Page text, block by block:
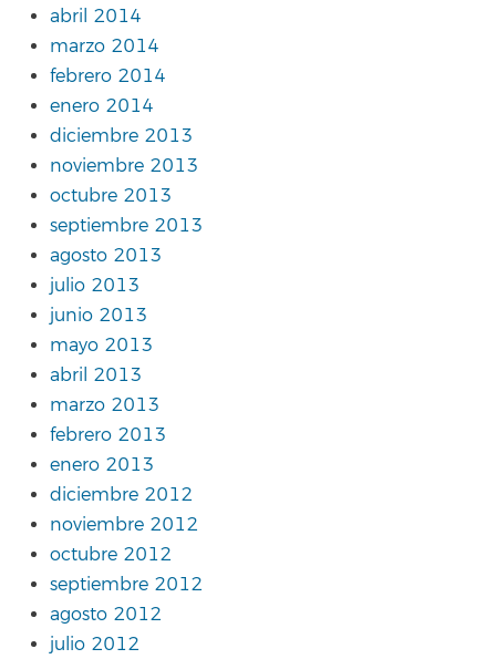
abril 2014
marzo 2014
febrero 2014
enero 2014
diciembre 2013
noviembre 2013
octubre 2013
septiembre 2013
agosto 2013
julio 2013
junio 2013
mayo 2013
abril 2013
marzo 2013
febrero 2013
enero 2013
diciembre 2012
noviembre 2012
octubre 2012
septiembre 2012
agosto 2012
julio 2012